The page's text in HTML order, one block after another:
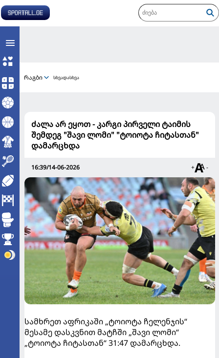
რაგბი სხვადასხვა
ძალა არ ეყოთ - კარგი პირველი ტაიმის
შემდეგ "შავი ლომი" "ტოიოტა ჩიტასთან"
დამარცხდა
16:39/14-06-2026 + -
სამხრეთ აფრიკაში „ტოიოტა ჩელენჯის“
მესამე დასკვნით მატჩში „შავი ლომი“
„ტოიოტა ჩიტასთან“ 31:47 დამარცხდა.